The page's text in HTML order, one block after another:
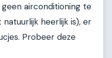
airconditioning te
heerlijk is), er
Probeer deze